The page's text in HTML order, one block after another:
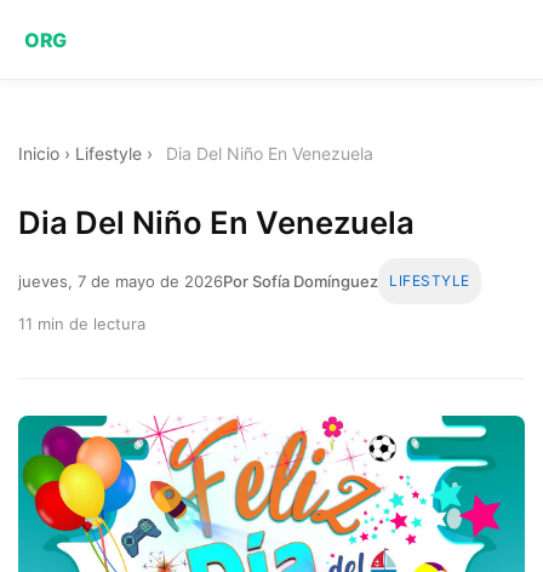
ORG
Inicio › Lifestyle › Dia Del Niño En Venezuela
Dia Del Niño En Venezuela
jueves, 7 de mayo de 2026Por Sofía Domínguez LIFESTYLE
11 min de lectura